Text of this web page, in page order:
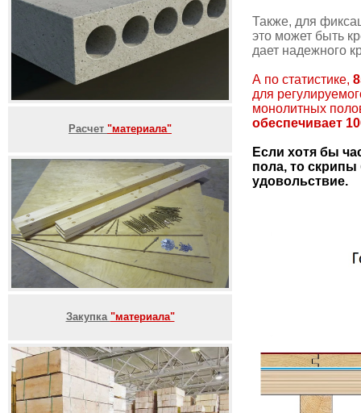
Расчет "материала"
Закупка "материала"
Также, для
это может быть
дает надежного
А по статистике,
для
монолитных
обеспечивает
Если хотя бы
пола, то скрипы
удовольствие.